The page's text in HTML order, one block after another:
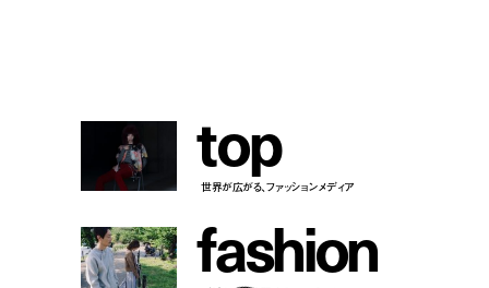
top
世界が広がる、ファッションメディア
fashion